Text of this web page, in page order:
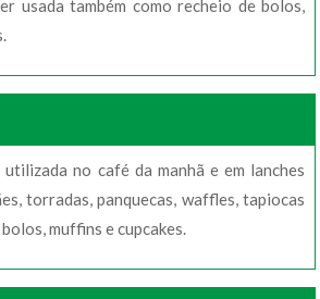
usada também como recheio de bolos,
no café da manhã e em lanches
torradas, panquecas, waffles, tapiocas
muffins e cupcakes.